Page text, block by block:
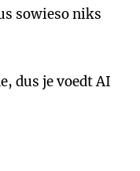
sowieso niks
dus je voedt AI